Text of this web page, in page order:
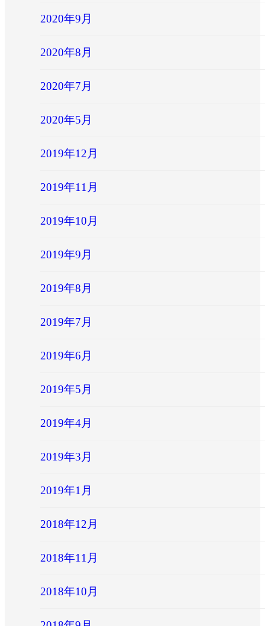
2020年9月
2020年8月
2020年7月
2020年5月
2019年12月
2019年11月
2019年10月
2019年9月
2019年8月
2019年7月
2019年6月
2019年5月
2019年4月
2019年3月
2019年1月
2018年12月
2018年11月
2018年10月